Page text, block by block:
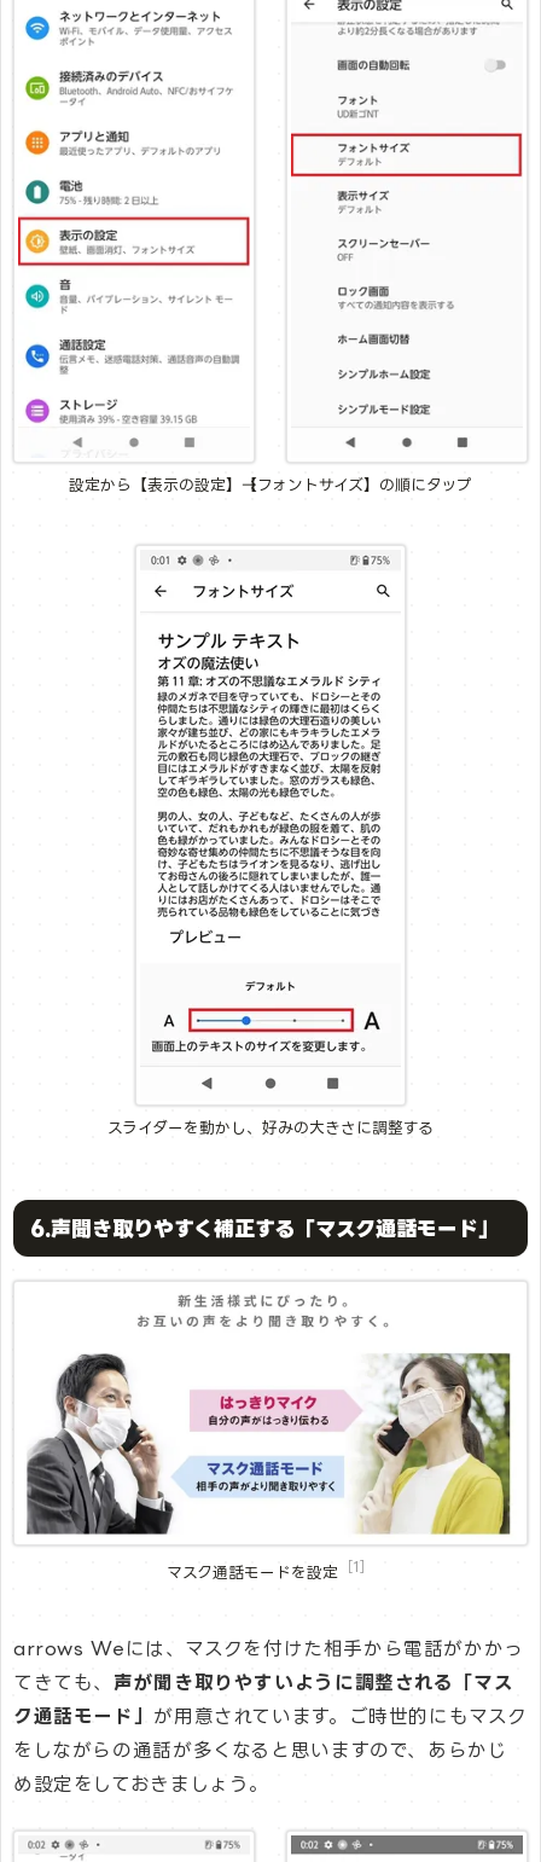
設定から【表示の設定】→【フォントサイズ】の順にタップ
スライダーを動かし、好みの大きさに調整する
6.声聞き取りやすく補正する「マスク通話モード」
マスク通話モードを設定 ［1］
arrows Weには、マスクを付けた相手から電話がかかっ
てきても、 声が聞き取りやすいように調整される「マス
ク通話モード」 が用意されています。ご時世的にもマスク
をしながらの通話が多くなると思いますので、あらかじ
め設定をしておきましょう。